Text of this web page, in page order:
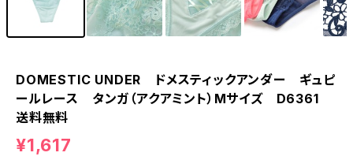
DOMESTIC UNDER ドメスティックアンダー ギュピ
ールレース タンガ（アクアミント）Mサイズ D6361
送料無料
¥1,617